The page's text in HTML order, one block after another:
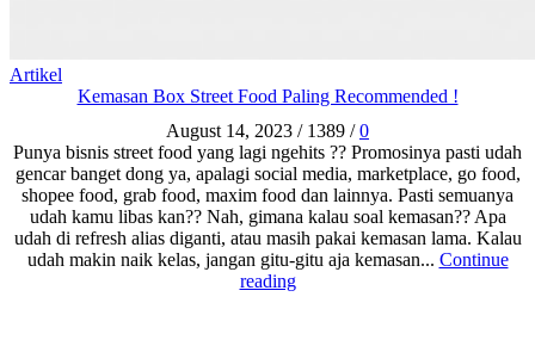
Artikel
Kemasan Box Street Food Paling Recommended !
August 14, 2023 / 1389 / 0
Punya bisnis street food yang lagi ngehits ?? Promosinya pasti udah
gencar banget dong ya, apalagi social media, marketplace, go food,
shopee food, grab food, maxim food dan lainnya. Pasti semuanya
udah kamu libas kan?? Nah, gimana kalau soal kemasan?? Apa
udah di refresh alias diganti, atau masih pakai kemasan lama. Kalau
udah makin naik kelas, jangan gitu-gitu aja kemasan... Continue
reading